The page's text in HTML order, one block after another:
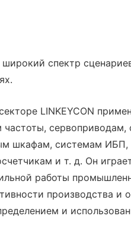
широкий спектр
LINKEYCON
частоты, сервоприводам,
шкафам, системам ИБП,
и т. д. Он
работы
производства и
и